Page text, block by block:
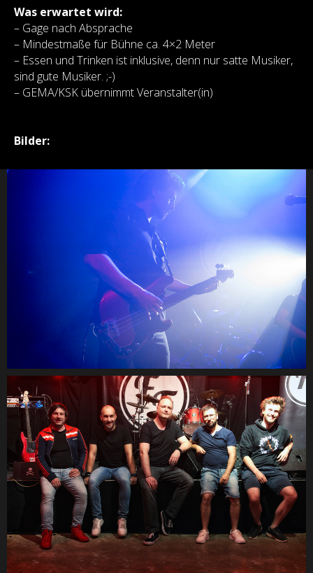
Was erwartet wird:
– Gage nach Absprache
– Mindestmaße für Bühne ca. 4×2 Meter
– Essen und Trinken ist inklusive, denn nur satte Musiker,
sind gute Musiker. ;-)
– GEMA/KSK übernimmt Veranstalter(in)
Bilder: